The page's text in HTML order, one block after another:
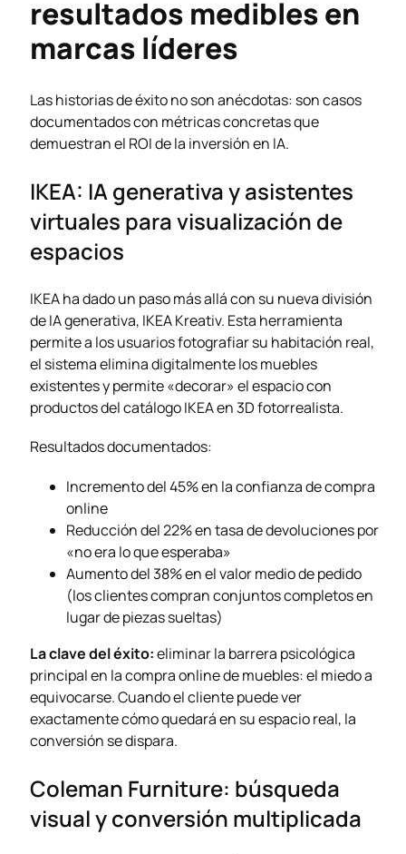
resultados medibles en
marcas líderes
Las historias de éxito no son anécdotas: son casos
documentados con métricas concretas que
demuestran el ROI de la inversión en IA.
IKEA: IA generativa y asistentes
virtuales para visualización de
espacios
IKEA ha dado un paso más allá con su nueva división
de IA generativa, IKEA Kreativ. Esta herramienta
permite a los usuarios fotografiar su habitación real,
el sistema elimina digitalmente los muebles
existentes y permite «decorar» el espacio con
productos del catálogo IKEA en 3D fotorrealista.
Resultados documentados:
Incremento del 45% en la confianza de compra
online
Reducción del 22% en tasa de devoluciones por
«no era lo que esperaba»
Aumento del 38% en el valor medio de pedido
(los clientes compran conjuntos completos en
lugar de piezas sueltas)
La clave del éxito:eliminar la barrera psicológica
principal en la compra online de muebles: el miedo a
equivocarse. Cuando el cliente puede ver
exactamente cómo quedará en su espacio real, la
conversión se dispara.
Coleman Furniture: búsqueda
visual y conversión multiplicada